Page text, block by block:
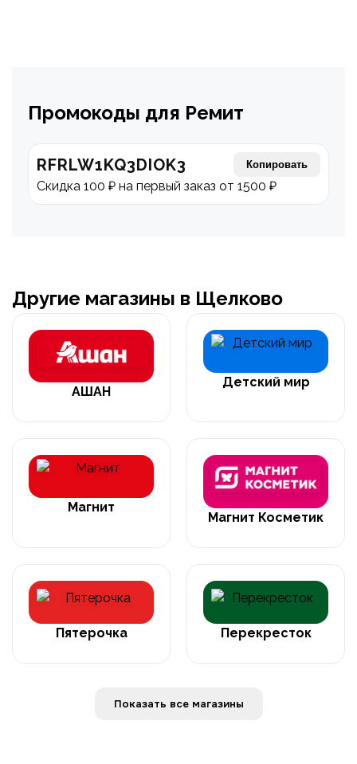
Промокоды для Ремит
RFRLW1KQ3DIOK3 Копировать
Скидка 100 ₽ на первый заказ от 1500 ₽
Другие магазины в Щелково
АШАН
Детский мир
Магнит
Магнит Косметик
Пятерочка Перекресток
Показать все магазины